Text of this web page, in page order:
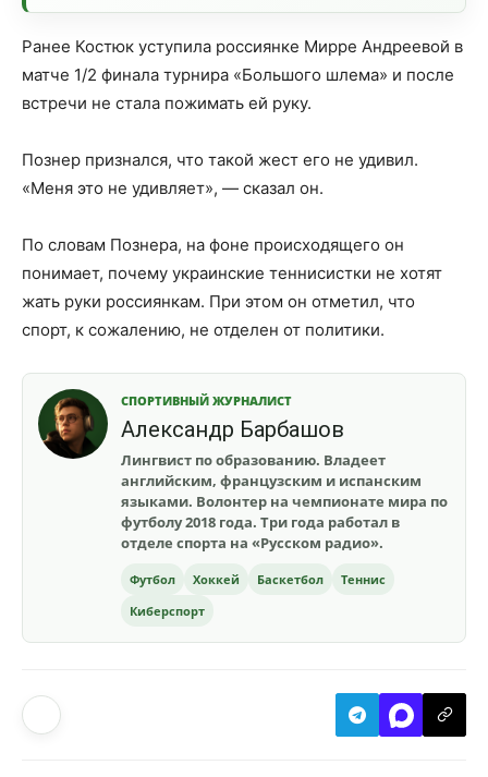
Ранее Костюк уступила россиянке Мирре Андреевой в
матче 1/2 финала турнира «Большого шлема» и после
встречи не стала пожимать ей руку.
Познер признался, что такой жест его не удивил.
«Меня это не удивляет», — сказал он.
По словам Познера, на фоне происходящего он
понимает, почему украинские теннисистки не хотят
жать руки россиянкам. При этом он отметил, что
спорт, к сожалению, не отделен от политики.
СПОРТИВНЫЙ ЖУРНАЛИСТ
Александр Барбашов
Лингвист по образованию. Владеет
английским, французским и испанским
языками. Волонтер на чемпионате мира по
футболу 2018 года. Три года работал в
отделе спорта на «Русском радио».
Футбол Хоккей Баскетбол
Теннис
Киберспорт